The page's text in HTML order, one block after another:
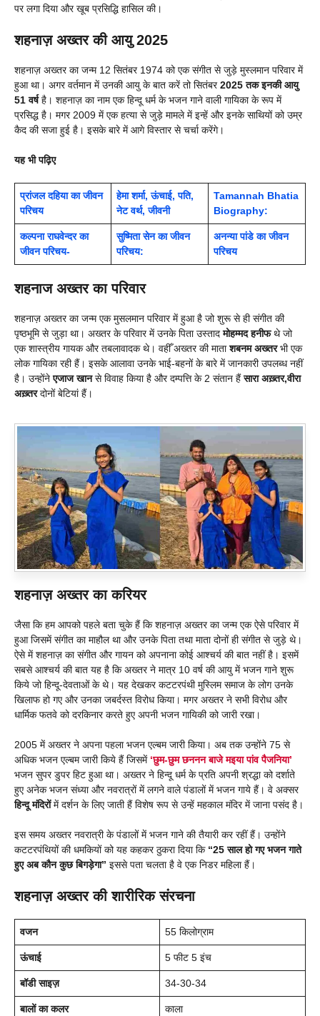
पर लगा दिया और खूब प्रसिद्धि हासिल की।
शहनाज़ अख्तर की आयु 2025
शहनाज़ अख्तर का जन्म 12 सितंबर 1974 को एक संगीत से जुड़े मुस्लमान परिवार में
हुआ था। अगर वर्तमान में उनकी आयु के बात करें तो सितंबर2025 तक इनकी आयु
51 वर्षहै। शहनाज़ का नाम एक हिन्दू धर्म के भजन गाने वाली गायिका के रूप में
प्रसिद्ध है। मगर 2009 में एक हत्या से जुड़े मामले में इन्हें और इनके साथियों को उम्र
कैद की सजा हुई है। इसके बारे में आगे विस्तार से चर्चा करेंगे।
यह भी पढ़िए
प्रांजल दहिया का जीवन
परिचय
हेमा शर्मा, ऊंचाई, पति,
नेट वर्थ, जीवनी
Tamannah Bhatia
Biography:
कल्पना राघवेन्दर का
जीवन परिचय-
सुष्मिता सेन का जीवन
परिचय:
अनन्या पांडे का जीवन
परिचय
शहनाज अख्तर का परिवार
शहनाज़ अख्तर का जन्म एक मुसलमान परिवार में हुआ है जो शुरू से ही संगीत की
पृष्ठभूमि से जुड़ा था। अख्तर के परिवार में उनके पिता उस्तादमोहम्मद हनीफथे जो
एक शास्त्रीय गायक और तबलावादक थे। वहीँ अख्तर की माताशबनम अख्तरभी एक
लोक गायिका रही हैं। इसके आलावा उनके भाई-बहनों के बारे में जानकारी उपलब्ध नहीं
है। उन्होंनेएजाज खानसे विवाह किया है और दम्पत्ति के 2 संतान हैंसारा अख़्तर,वीरा
अख़्तरदोनों बेटियां हैं।
शहनाज़ अख्तर का करियर
जैसा कि हम आपको पहले बता चुके हैं कि शहनाज़ अख्तर का जन्म एक ऐसे परिवार में
हुआ जिसमें संगीत का माहौल था और उनके पिता तथा माता दोनों ही संगीत से जुड़े थे।
ऐसे में शहनाज़ का संगीत और गायन को अपनाना कोई आश्चर्य की बात नहीं है। इसमें
सबसे आश्चर्य की बात यह है कि अख्तर ने मात्र 10 वर्ष की आयु में भजन गाने शुरू
किये जो हिन्दू-देवताओं के थे। यह देखकर कटटरपंथी मुस्लिम समाज के लोग उनके
खिलाफ हो गए और उनका जबर्दस्त विरोध किया। मगर अख्तर ने सभी विरोध और
धार्मिक फतवे को दरकिनार करते हुए अपनी भजन गायिकी को जारी रखा।
2005 में अख्तर ने अपना पहला भजन एल्बम जारी किया। अब तक उन्होंने 75 से
अधिक भजन एल्बम जारी किये हैं जिसमें ‘छुम-छुम छननन बाजे मइया पांव पैजनिया’
भजन सुपर डुपर हिट हुआ था। अख्तर ने हिन्दू धर्म के प्रति अपनी श्रद्धा को दर्शाते
हुए अनेक भजन संध्या और नवरात्रों में लगने वाले पंडालों में भजन गाये हैं। वे अक्सर
हिन्दू मंदिरोंमें दर्शन के लिए जाती हैं विशेष रूप से उन्हें महकाल मंदिर में जाना पसंद है।
इस समय अख्तर नवरात्री के पंडालों में भजन गाने की तैयारी कर रहीं हैं। उन्होंने
कटटरपंथियों की धमकियों को यह कहकर ठुकरा दिया कि “25 साल हो गए भजन गाते
हुए अब कौन कुछ बिगड़ेगा” इससे पता चलता है वे एक निडर महिला हैं।
शहनाज़ अख्तर की शारीरिक संरचना
वजन 55 किलोग्राम
ऊंचाई 5 फीट 5 इंच
बॉडी साइज़ 34-30-34
बालों का कलर काला